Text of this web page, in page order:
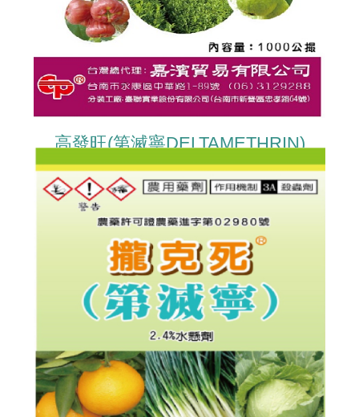
高發旺(第滅寧DELTAMETHRIN)